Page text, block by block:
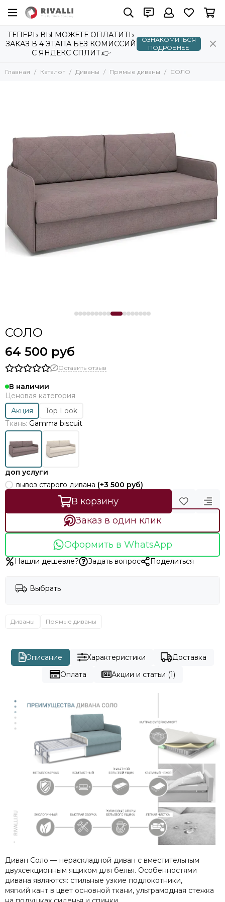
Диваны
Все товары
Прямые диваны
Прямые диваны
Все товары
Аккордеоны
Клик-Кляк
Модульные диваны
ТЕПЕРЬ ВЫ МОЖЕТЕ ОПЛАТИТЬ
ЗАКАЗ В 4 ЭТАПА БЕЗ КОМИССИЙ
С ЯНДЕКС СПЛИТ.👉
ОЗНАКОМИТЬСЯ
ПОДРОБНЕЕ
Главная Каталог Диваны Прямые диваны СОЛО
СОЛО
64 500 руб
Оставить отзыв
В наличии
Ценовая категория
Акция
Top Look
Ткань: Gamma biscuit
доп услуги
вывоз старого дивана (+3 500 руб)
В корзину
Заказ в один клик
Оформить в WhatsApp
Нашли дешевле? Задать вопрос Поделиться
Выбрать
Диваны Прямые диваны
Описание Характеристики
Доставка
Оплата
Акции и статьи (1)
Диван Соло — нераскладной диван с вместительным
двухсекционным ящиком для белья. Особенностями
дивана являются: стильные узкие подлокотники,
мягкий кант в цвет основной ткани, ультрамодная стежка